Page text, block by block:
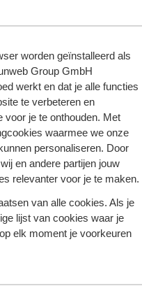
worden geïnstalleerd als
Group GmbH
werkt en dat je alle functies
te verbeteren en
je te onthouden. Met
waarmee we onze
personaliseren. Door
en andere partijen jouw
relevanter voor je te maken.
van alle cookies. Als je
lijst van cookies waar je
elk moment je voorkeuren
Vos